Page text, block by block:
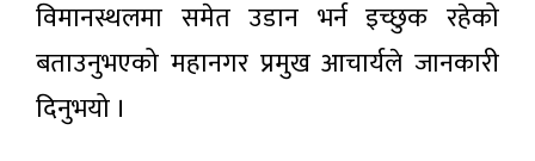
विस्तारमा जोड
गलकोट
दरबारमा
मल्लकालीन
आकर्षण,
एकै वर्षमा
१४ घण्टा अगाडी
लोकप्रिय
समाचार
विमानस्थलमा समेत उडान भर्न इच्छुक रहेको
बताउनुभएको महानगर प्रमुख आचार्यले जानकारी
दिनुभयो ।